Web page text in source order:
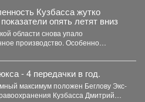
Кузбасса жутко
опять летят вниз
области снова упало
производство. Особенно
- 4 передачки в год.
максимум положен Беглову Экс-
Кузбасса Дмитрий